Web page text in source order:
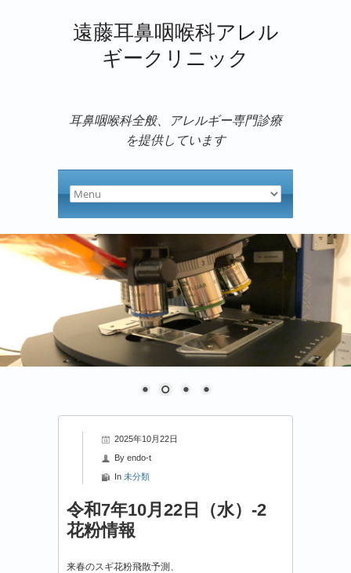
遠藤耳鼻咽喉科アレル
ギークリニック
耳鼻咽喉科全般、アレルギー専門診療
を提供しています
2025年10月22日
By endo-t
In 未分類
令和7年10月22日（水）-2
花粉情報
来春のスギ花粉飛散予測、